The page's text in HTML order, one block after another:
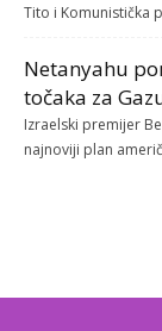
Tito i Komunistička
Netanyahu
točaka za
Izraelski premijer
najnoviji plan